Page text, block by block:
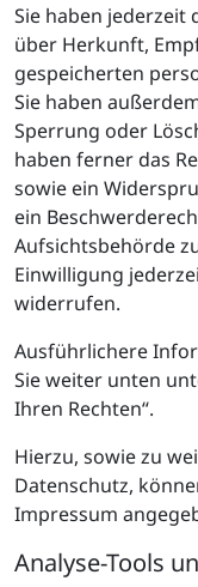
Sie haben jederzeit
über Herkunft,
gespeicherten
Sie haben
Sperrung oder
haben ferner das
sowie ein
ein
Aufsichtsbehörde
Einwilligung
widerrufen.
Ausführlichere
Sie weiter unten
Ihren Rechten“.
Hierzu, sowie zu
Datenschutz,
Impressum
Analyse-Tools